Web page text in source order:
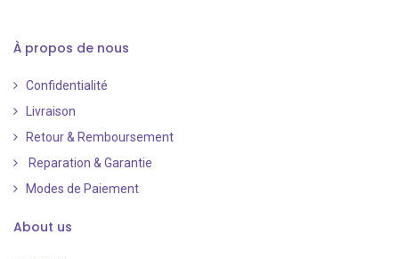
À propos de nous
Confidentialité
Livraison
Retour & Remboursement
Reparation & Garantie
Modes de Paiement
About us